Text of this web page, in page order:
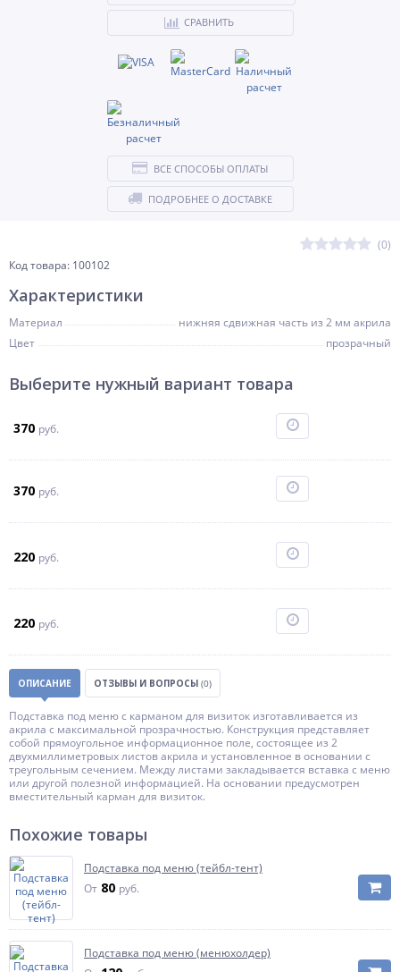
(0)
Код товара: 100102
СРАВНИТЬ
ВСЕ СПОСОБЫ ОПЛАТЫ
ПОДРОБНЕЕ О ДОСТАВКЕ
Характеристики
Материал
нижняя сдвижная часть из 2 мм акрила
Цвет
прозрачный
Выберите нужный вариант товара
370 руб.
370 руб.
220 руб.
220 руб.
ОПИСАНИЕ ОТЗЫВЫ И ВОПРОСЫ (0)
Подставка под меню с карманом для визиток изготавливается из
акрила с максимальной прозрачностью. Конструкция представляет
собой прямоугольное информационное поле, состоящее из 2
двухмиллиметровых листов акрила и установленное в основании с
треугольным сечением. Между листами закладывается вставка с меню
или другой полезной информацией. На основании предусмотрен
вместительный карман для визиток.
Похожие товары
Подставка под меню (тейбл-тент)
От 80 руб.
Подставка под меню (менюхолдер)